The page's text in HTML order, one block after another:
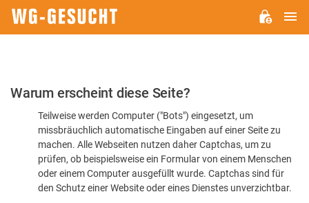
Bitte
dass
Warum erscheint diese Seite?
Teilweise werden Computer ("Bots") eingesetzt, um
missbräuchlich automatische Eingaben auf einer Seite zu
machen. Alle Webseiten nutzen daher Captchas, um zu
prüfen, ob beispielsweise ein Formular von einem Menschen
oder einem Computer ausgefüllt wurde. Captchas sind für
den Schutz einer Website oder eines Dienstes unverzichtbar.